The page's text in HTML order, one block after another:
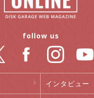
インタビュー
follow us